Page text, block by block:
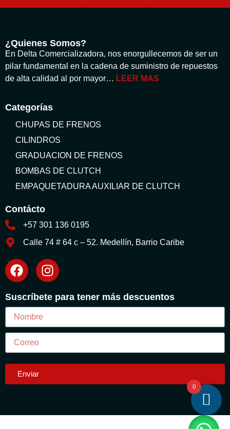
¿Quienes Somos?
En Delta Comercializadora, nos enorgullecemos de ser un
pilar fundamental en la cadena de suministro de repuestos
de alta calidad al por mayor… LEER MAS
Categorías
CHUPAS DE FRENOS
CILINDROS
GRADUACION DE FRENOS
BOMBAS DE CLUTCH
EMPAQUETADURA AUXILIAR DE CLUTCH
Contácto
+57 301 136 0195
Calle 74 # 64 c – 52. Medellín, Barrio Caribe
Suscríbete para tener más descuentos
Enviar
0